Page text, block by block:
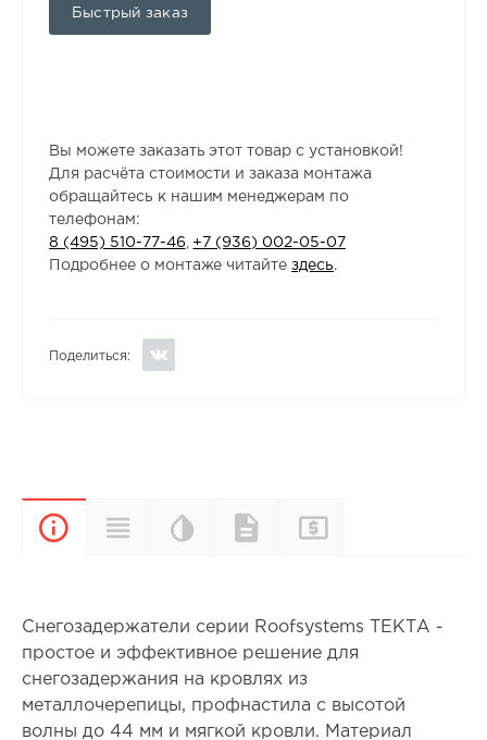
Быстрый заказ
Вы можете заказать этот товар с установкой!
Для расчёта стоимости и заказа монтажа
обращайтесь к нашим менеджерам по
телефонам:
8 (495) 510-77-46
+7 (936) 002-05-07
Подробнее о монтаже читайтездесь.
Поделиться:
ОписаниеХарактеристики
Цветовая
палитра
Документы
Снегозадержатели серии Roofsystems ТЕКТА -
простое и эффективное решение для
снегозадержания на кровлях из
металлочерепицы, профнастила с высотой
волны до 44 мм и мягкой кровли. Материал